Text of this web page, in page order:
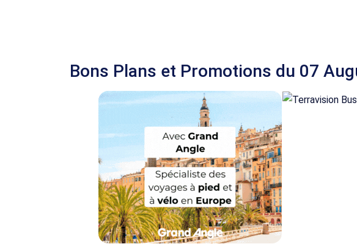
Bons Plans et Promotions du 07